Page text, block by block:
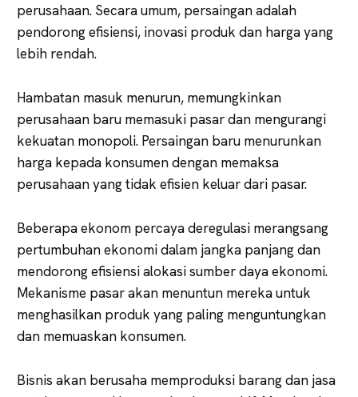
perusahaan. Secara umum, persaingan adalah
pendorong efisiensi, inovasi produk dan harga yang
lebih rendah.
Hambatan masuk menurun, memungkinkan
perusahaan baru memasuki pasar dan mengurangi
kekuatan monopoli. Persaingan baru menurunkan
harga kepada konsumen dengan memaksa
perusahaan yang tidak efisien keluar dari pasar.
Beberapa ekonom percaya deregulasi merangsang
pertumbuhan ekonomi dalam jangka panjang dan
mendorong efisiensi alokasi sumber daya ekonomi.
Mekanisme pasar akan menuntun mereka untuk
menghasilkan produk yang paling menguntungkan
dan memuaskan konsumen.
Bisnis akan berusaha memproduksi barang dan jasa